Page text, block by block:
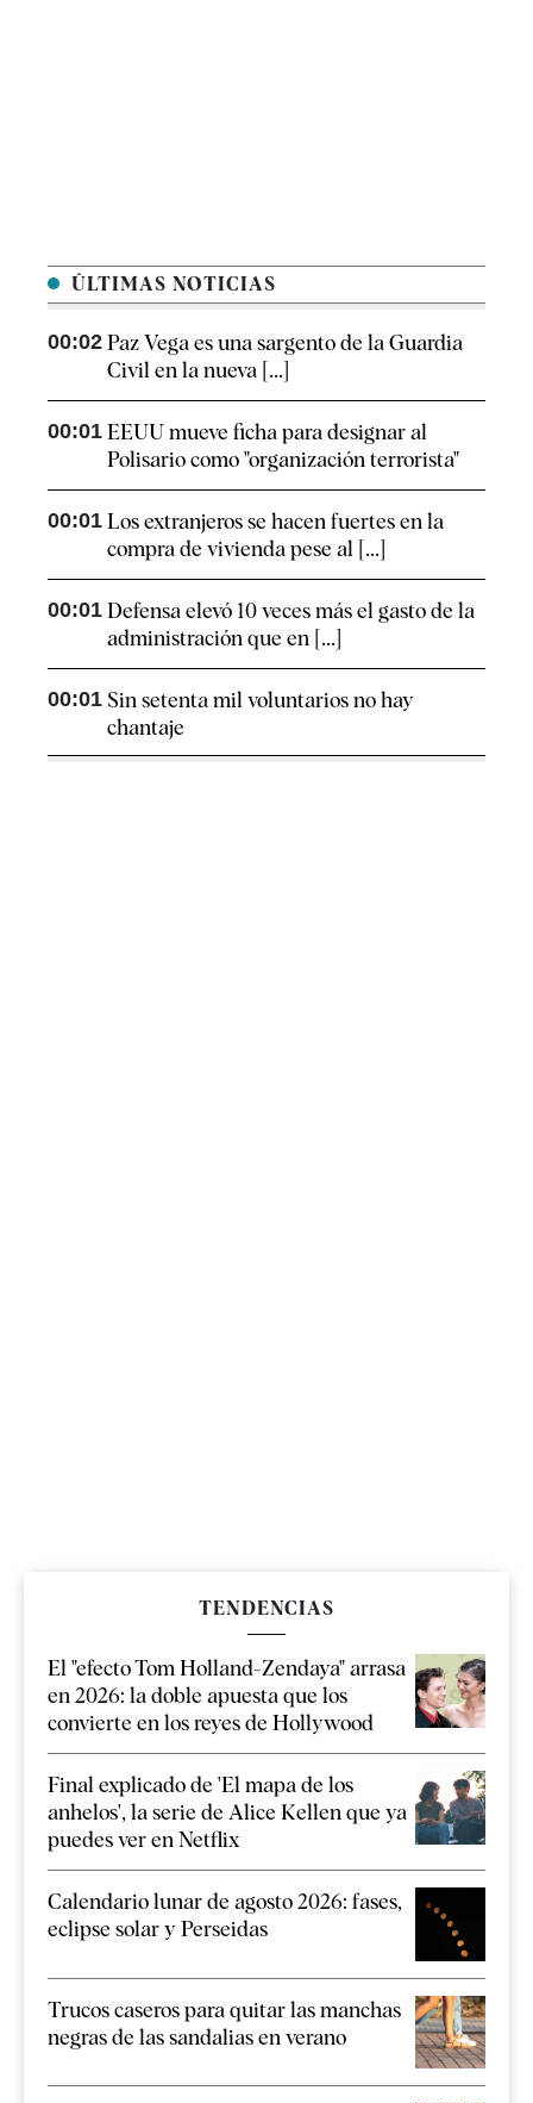
ÚLTIMAS NOTICIAS
00:02 Paz Vega es una sargento de la Guardia
Civil en la nueva [...]
00:01 EEUU mueve ficha para designar al
Polisario como "organización terrorista"
00:01 Los extranjeros se hacen fuertes en la
compra de vivienda pese al [...]
00:01 Defensa elevó 10 veces más el gasto de la
administración que en [...]
00:01 Sin setenta mil voluntarios no hay
chantaje
TENDENCIAS
El "efecto Tom Holland-Zendaya" arrasa
en 2026: la doble apuesta que los
convierte en los reyes de Hollywood
Final explicado de 'El mapa de los
anhelos', la serie de Alice Kellen que ya
puedes ver en Netflix
Calendario lunar de agosto 2026: fases,
eclipse solar y Perseidas
Trucos caseros para quitar las manchas
negras de las sandalias en verano